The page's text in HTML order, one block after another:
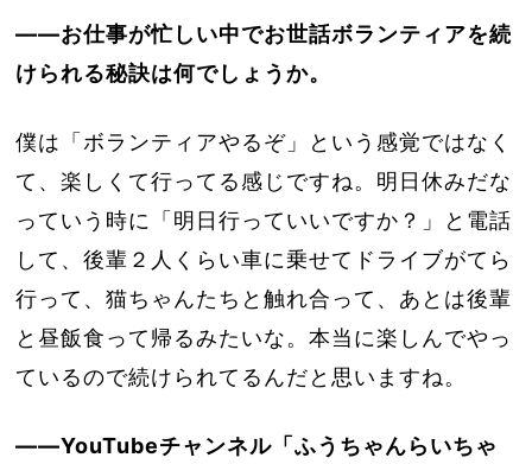
――お仕事が忙しい中でお世話ボランティアを続
けられる秘訣は何でしょうか。
僕は「ボランティアやるぞ」という感覚ではなく
て、楽しくて行ってる感じですね。明日休みだな
っていう時に「明日行っていいですか？」と電話
して、後輩２人くらい車に乗せてドライブがてら
行って、猫ちゃんたちと触れ合って、あとは後輩
と昼飯食って帰るみたいな。本当に楽しんでやっ
ているので続けられてるんだと思いますね。
――YouTubeチャンネル「ふうちゃんらいちゃ